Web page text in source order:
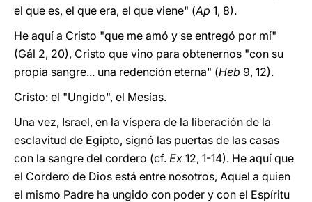
el que es, el que era, el que viene" (Ap 1, 8).
He aquí a Cristo "que me amó y se entregó por mí"
(Gál 2, 20), Cristo que vino para obtenernos "con su
propia sangre... una redención eterna" (Heb 9, 12).
Cristo: el "Ungido", el Mesías.
Una vez, Israel, en la víspera de la liberación de la
esclavitud de Egipto, signó las puertas de las casas
con la sangre del cordero (cf. Ex 12, 1-14). He aquí que
el Cordero de Dios está entre nosotros, Aquel a quien
el mismo Padre ha ungido con poder y con el Espíritu